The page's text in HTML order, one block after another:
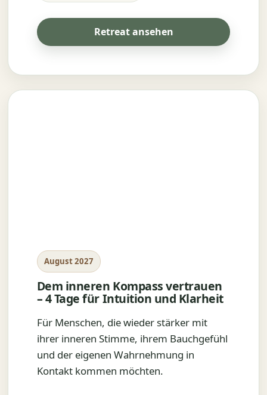
Retreat ansehen
August 2027
Dem inneren Kompass vertrauen
– 4 Tage für Intuition und Klarheit
Für Menschen, die wieder stärker mit
ihrer inneren Stimme, ihrem Bauchgefühl
und der eigenen Wahrnehmung in
Kontakt kommen möchten.